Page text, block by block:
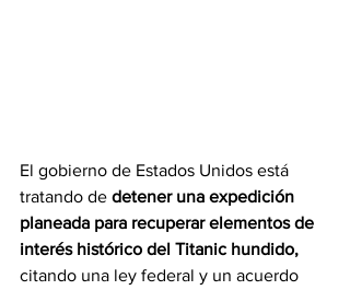
El gobierno de Estados Unidos está
tratando de detener una expedición
planeada para recuperar elementos de
interés histórico del Titanic hundido,
citando una ley federal y un acuerdo